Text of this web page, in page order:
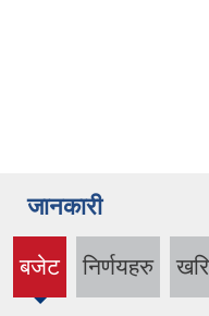
जानकारी
बजेट
(active
tab)
निर्णयहरु